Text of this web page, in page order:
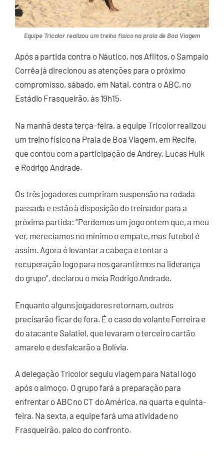
Equipe Tricolor realizou um treino físico na praia de Boa Viagem
Após a partida contra o Náutico, nos Aflitos, o Sampaio
Corrêa já direcionou as atenções para o próximo
compromisso, sábado, em Natal, contra o ABC, no
Estádio Frasqueirão, às 19h15.
Na manhã desta terça-feira, a equipe Tricolor realizou
um treino físico na Praia de Boa Viagem, em Recife,
que contou com a participação de Andrey, Lucas Hulk
e Rodrigo Andrade.
Os três jogadores cumpriram suspensão na rodada
passada e estão à disposição do treinador para a
próxima partida: “Perdemos um jogo ontem que, a meu
ver, merecíamos no mínimo o empate, mas futebol é
assim. Agora é levantar a cabeça e tentar a
recuperação logo para nos garantirmos na liderança
do grupo”, declarou o meia Rodrigo Andrade.
Enquanto alguns jogadores retornam, outros
precisarão ficar de fora. É o caso do volante Ferreira e
do atacante Salatiel, que levaram o terceiro cartão
amarelo e desfalcarão a Bolívia.
A delegação Tricolor seguiu viagem para Natal logo
após o almoço. O grupo fará a preparação para
enfrentar o ABC no CT do América, na quarta e quinta-
feira. Na sexta, a equipe fará uma atividade no
Frasqueirão, palco do confronto.